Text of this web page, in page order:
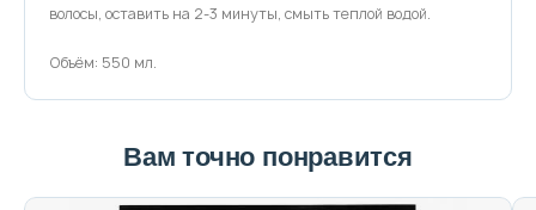
волосы, оставить на 2-3 минуты, смыть теплой водой.
Объём: 550 мл.
Вам точно понравится